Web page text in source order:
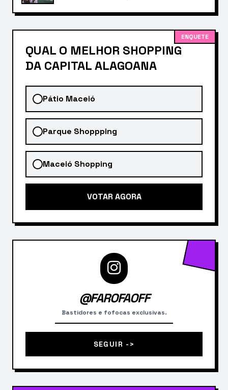
ENQUETE
QUAL O MELHOR SHOPPING
DA CAPITAL ALAGOANA
Pátio Maceió
Parque Shoppping
Maceió Shopping
VOTAR AGORA
@FAROFAOFF
Bastidores e fofocas exclusivas.
SEGUIR ->